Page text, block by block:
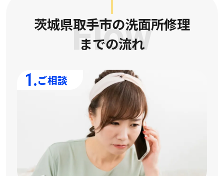
茨城県取手市の洗面所修理
までの流れ
Flow
1.ご相談